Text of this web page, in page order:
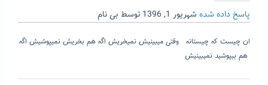
پاسخ داده شده شهریور 1, 1396 توسط بی نام
ان چیست که چیستانه وقتی میبینیش نمیخریش اگه هم بخریش نمیپوشیش اگه
هم ببپوشید نمیبینیش